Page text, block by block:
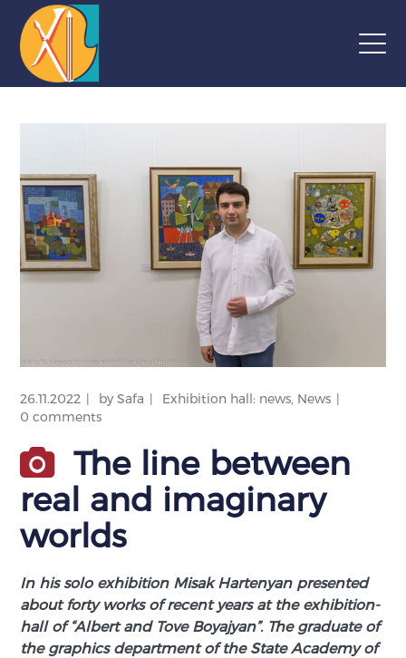
26.11.2022 bySafa Exhibition hall: news, News
0 comments
The line between
real and imaginary
worlds
In his solo exhibition Misak Hartenyan presented
about forty works of recent years at the exhibition-
hall of “Albert and Tove Boyajyan”. The graduate of
the graphics department of the State Academy of